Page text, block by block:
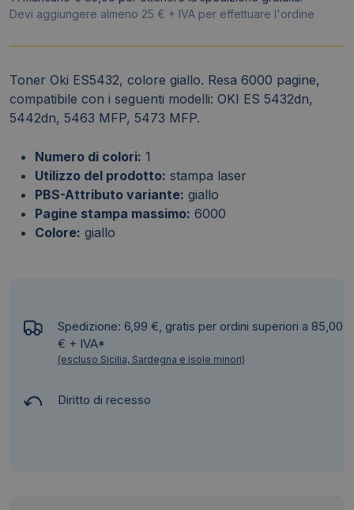
Devi aggiungere almeno 25 € + IVA per effettuare l'ordine
Toner Oki ES5432, colore giallo. Resa 6000 pagine,
compatibile con i seguenti modelli: OKI ES 5432dn,
5442dn, 5463 MFP, 5473 MFP.
Numero di colori: 1
Utilizzo del prodotto: stampa laser
PBS-Attributo variante: giallo
Pagine stampa massimo: 6000
Colore: giallo
Spedizione: 6,99 €, gratis per ordini superiori a 85,00
€ + IVA*
(escluso Sicilia, Sardegna e isole minori)
Diritto di recesso